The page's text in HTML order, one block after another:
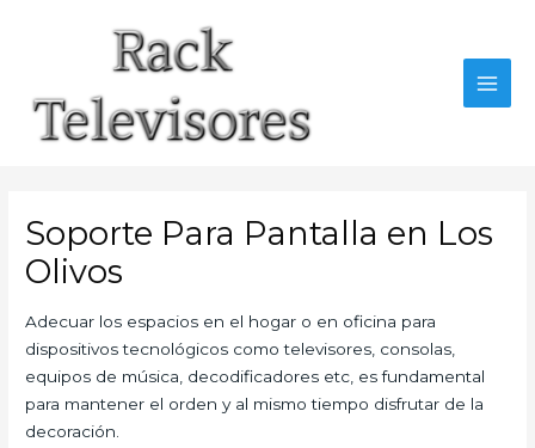
Soporte Para Pantalla en Los
Olivos
Adecuar los espacios en el hogar o en oficina para
dispositivos tecnológicos como televisores, consolas,
equipos de música, decodificadores etc, es fundamental
para mantener el orden y al mismo tiempo disfrutar de la
decoración.